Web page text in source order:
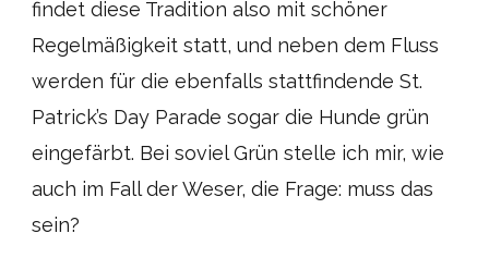
findet diese Tradition also mit schöner
Regelmäßigkeit statt, und neben dem Fluss
werden für die ebenfalls stattfindende St.
Patrick’s Day Parade sogar die Hunde grün
eingefärbt. Bei soviel Grün stelle ich mir, wie
auch im Fall der Weser, die Frage: muss das
sein?